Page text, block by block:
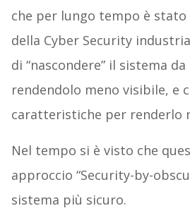
che per lungo tempo è
della Cyber Security
di “nascondere” il sistema
rendendolo meno visibile, e
caratteristiche per renderlo
Nel tempo si è visto che
approccio “Security-by-
sistema più sicuro.